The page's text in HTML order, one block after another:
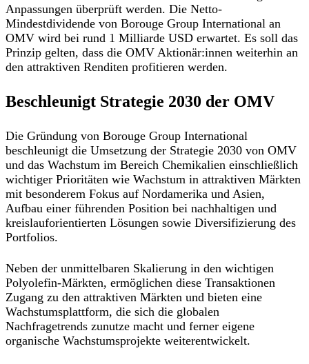
Anpassungen überprüft werden. Die Netto-
Mindestdividende von Borouge Group International an
OMV wird bei rund 1 Milliarde USD erwartet. Es soll das
Prinzip gelten, dass die OMV Aktionär:innen weiterhin an
den attraktiven Renditen profitieren werden.
Beschleunigt Strategie 2030 der OMV
Die Gründung von Borouge Group International
beschleunigt die Umsetzung der Strategie 2030 von OMV
und das Wachstum im Bereich Chemikalien einschließlich
wichtiger Prioritäten wie Wachstum in attraktiven Märkten
mit besonderem Fokus auf Nordamerika und Asien,
Aufbau einer führenden Position bei nachhaltigen und
kreislauforientierten Lösungen sowie Diversifizierung des
Portfolios.
Neben der unmittelbaren Skalierung in den wichtigen
Polyolefin-Märkten, ermöglichen diese Transaktionen
Zugang zu den attraktiven Märkten und bieten eine
Wachstumsplattform, die sich die globalen
Nachfragetrends zunutze macht und ferner eigene
organische Wachstumsprojekte weiterentwickelt.